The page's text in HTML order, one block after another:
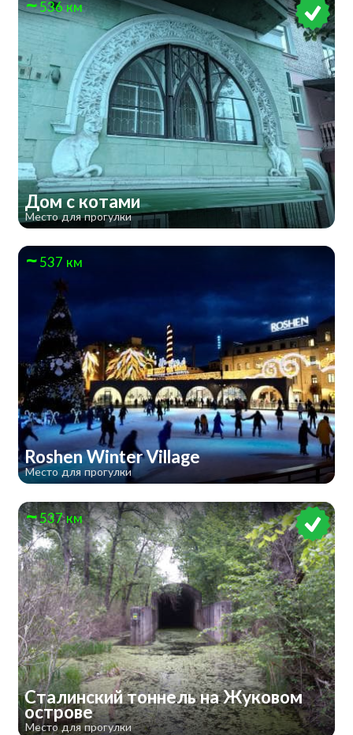
536 км
Дом с котами
Место для прогулки
537 км
Roshen Winter Village
Место для прогулки
537 км
Сталинский тоннель на Жуковом
острове
Место для прогулки